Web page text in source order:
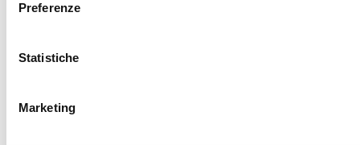
Preferenze
Statistiche
Marketing